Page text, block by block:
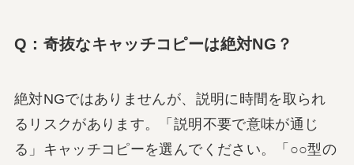
Q：奇抜なキャッチコピーは絶対NG？
絶対NGではありませんが、説明に時間を取られ
るリスクがあります。「説明不要で意味が通じ
る」キャッチコピーを選んでください。「○○型の